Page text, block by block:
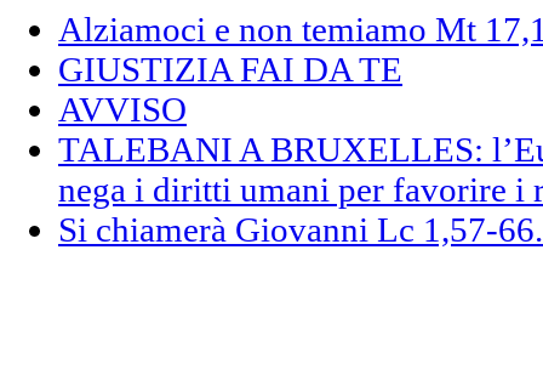
Alziamoci e non temiamo Mt
GIUSTIZIA FAI DA TE
AVVISO
TALEBANI A BRUXELLES:
nega i diritti umani per favorire i
Si chiamerà Giovanni Lc 1,57-